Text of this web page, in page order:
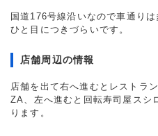
国道176号線沿いなので車通り
ひと目につきづらいです。
店舗周辺の情報
店舗を出て右へ進むとレストラ
ZA、左へ進むと回転寿司屋スシ
ります。